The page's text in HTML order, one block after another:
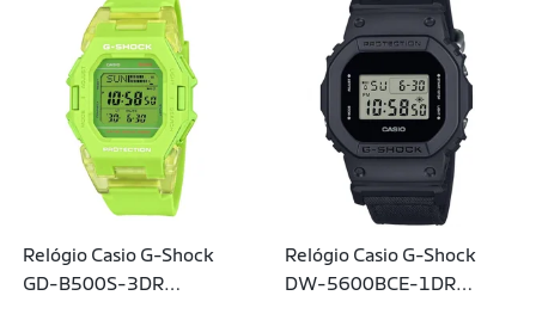
Relógio Casio G-Shock
GD-B500S-3DR
Relógio Casio G-Shock
DW-5600BCE-1DR